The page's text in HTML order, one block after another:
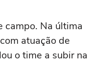
campo. Na última
atuação de
o time a subir na